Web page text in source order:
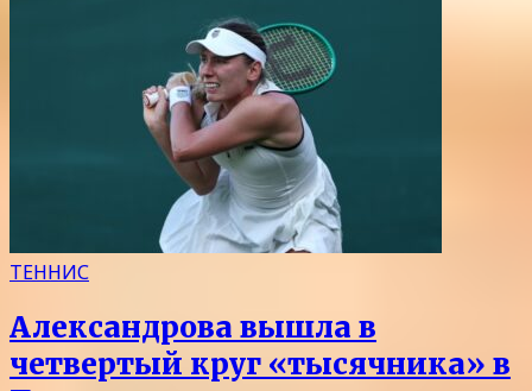
ТЕННИС
Александрова вышла в
четвертый круг «тысячника» в